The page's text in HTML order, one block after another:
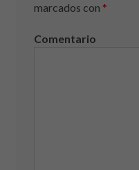
marcados con *
Comentario